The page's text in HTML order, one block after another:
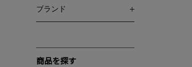
ブランド
商品を探す